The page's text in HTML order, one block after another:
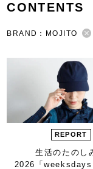
CONTENTS
BRAND：MOJITO
REPORT
生活のたのし
2026 「